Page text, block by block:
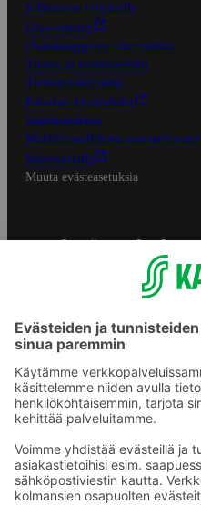
S-Business yrityksille
Oiva-raportit
Osuuskauppojen yhteystiedot
Tilaus- ja toimitusehdot
Tietosuojakäytäntö
Palvelun käyttöehdot
Saavutettavuus
Mobiilisovelluksen saavutettavuus
Mainostajalle
Muuta evästeasetuksia
S-ryhmän palvelut
Asiakasomistajuus
Yhteishyvä Ruoka -sovellus
Prisma.fi
Sokos.fi
S-Pankki
Sokos Hotels
Raflaamo